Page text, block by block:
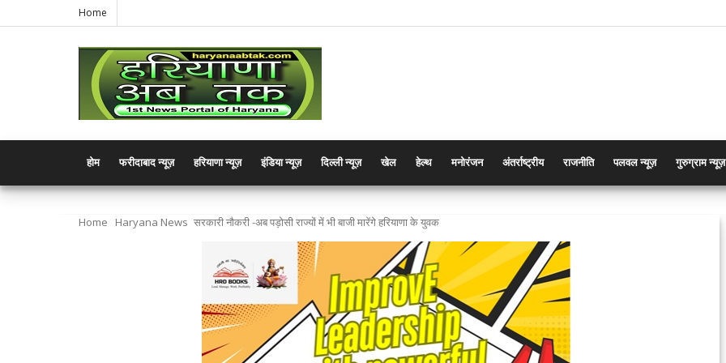
Home
होम फरीदाबाद न्यूज़ हरियाणा न्यूज़ इंडिया न्यूज़ दिल्ली न्यूज़ खेल हेल्थ मनोरंजन अंतर्राष्ट्रीय राजनीति पलवल न्यूज़ गुरुग्राम न्यूज़
Home Haryana News सरकारी नौकरी -अब पड़ोसी राज्यों में भी बाजी मारेंगे हरियाणा के युवक